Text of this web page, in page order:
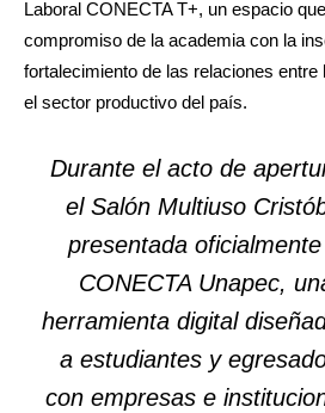
Laboral CONECTA T+, un espacio
compromiso de la academia con la
fortalecimiento de las relaciones
el sector productivo del país.
Durante el acto de
el Salón Multiuso
presentada
CONECTA Unapec,
herramienta digital
a estudiantes y
con empresas e